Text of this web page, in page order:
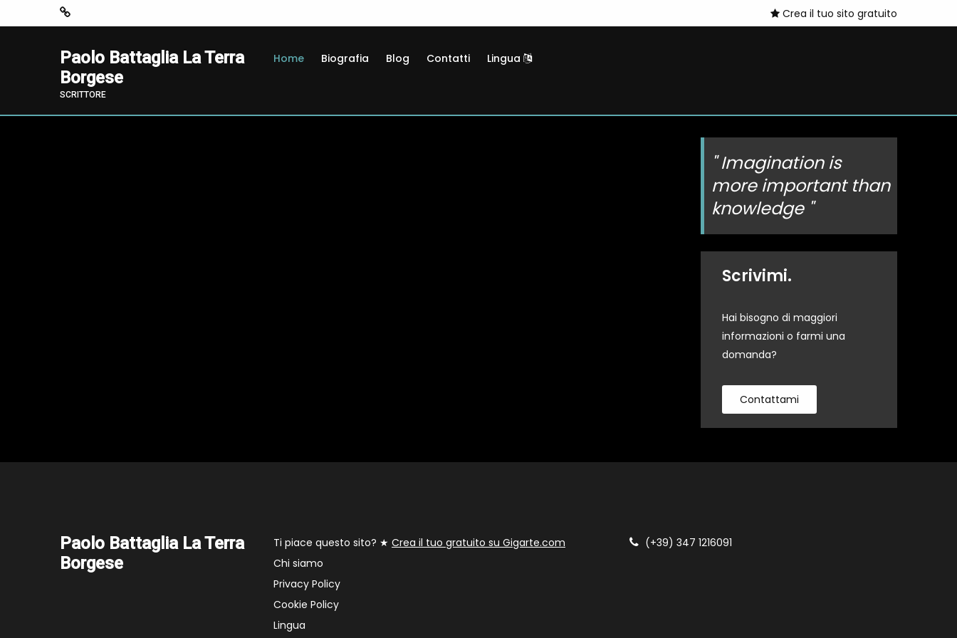
Crea il tuo sito gratuito
Paolo Battaglia La Terra
Borgese
SCRITTORE
Home Biografia Blog Contatti Lingua
" Imagination is
more important than
knowledge "
Scrivimi.
Hai bisogno di maggiori
informazioni o farmi una
domanda?
Contattami
Paolo Battaglia La Terra
Borgese
Ti piace questo sito? ★ Crea il tuo gratuito su Gigarte.com
Chi siamo
Privacy Policy
Cookie Policy
Lingua
(+39) 347 1216091